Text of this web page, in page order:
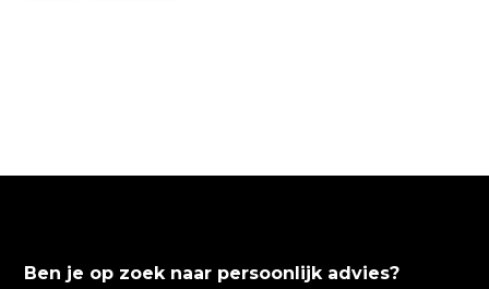
Ben je op zoek naar persoonlijk advies?